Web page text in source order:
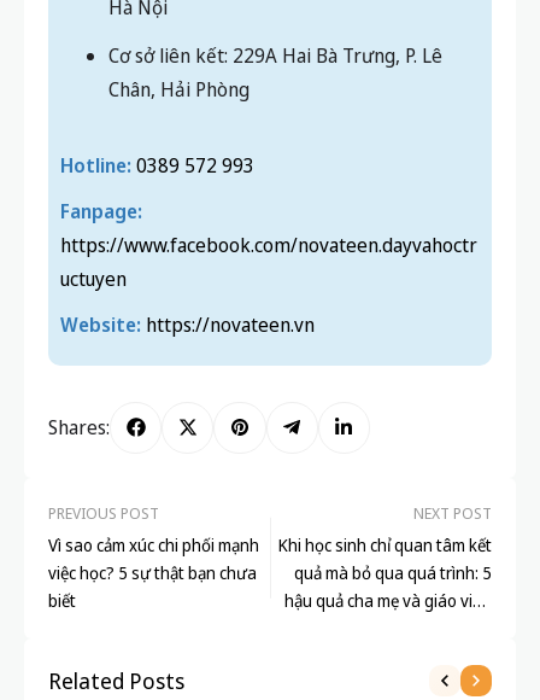
Hà Nội
Cơ sở liên kết: 229A Hai Bà Trưng, P. Lê
Chân, Hải Phòng
Hotline: 0389 572 993
Fanpage:
https://www.facebook.com/novateen.dayvahoctr
uctuyen
Website: https://novateen.vn
Shares:
PREVIOUS POST
Vì sao cảm xúc chi phối mạnh
việc học? 5 sự thật bạn chưa
biết
NEXT POST
Khi học sinh chỉ quan tâm kết
quả mà bỏ qua quá trình: 5
hậu quả cha mẹ và giáo viên
Related Posts